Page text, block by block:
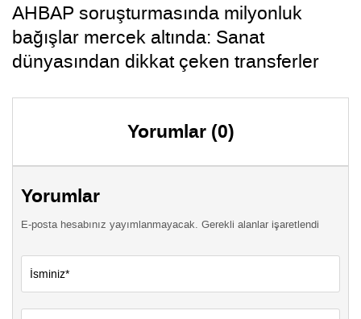
AHBAP soruşturmasında milyonluk
bağışlar mercek altında: Sanat
dünyasından dikkat çeken transferler
Yorumlar (0)
Yorumlar
E-posta hesabınız yayımlanmayacak. Gerekli alanlar işaretlendi